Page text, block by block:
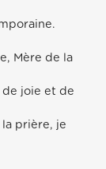
Mère de la
joie et de
prière, je